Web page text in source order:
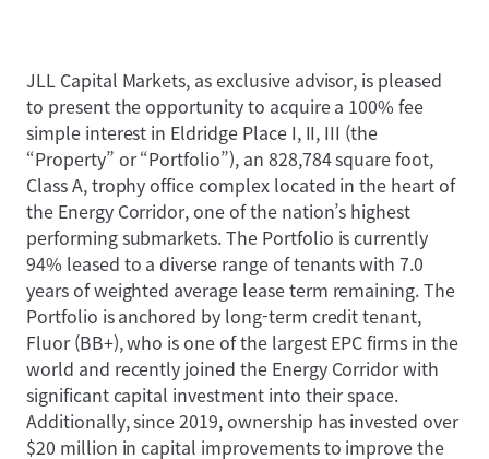
JLL Capital Markets, as exclusive advisor, is pleased
to present the opportunity to acquire a 100% fee
simple interest in Eldridge Place I, II, III (the
“Property” or “Portfolio”), an 828,784 square foot,
Class A, trophy office complex located in the heart of
the Energy Corridor, one of the nation’s highest
performing submarkets. The Portfolio is currently
94% leased to a diverse range of tenants with 7.0
years of weighted average lease term remaining. The
Portfolio is anchored by long-term credit tenant,
Fluor (BB+), who is one of the largest EPC firms in the
world and recently joined the Energy Corridor with
significant capital investment into their space.
Additionally, since 2019, ownership has invested over
$20 million in capital improvements to improve the